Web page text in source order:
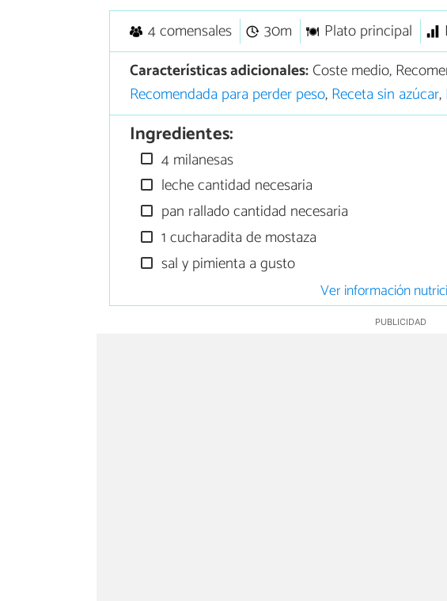
4 comensales 30m Plato principal
Características adicionales:Coste medio,
Recomendada para perder peso,Receta sin azúcar,
Ingredientes:
4 milanesas
leche cantidad necesaria
pan rallado cantidad necesaria
1 cucharadita de mostaza
sal y pimienta a gusto
Ver información